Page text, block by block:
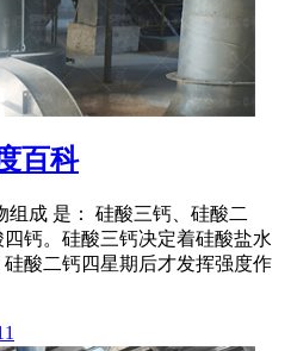
百科
组成 是： 硅酸三钙、硅酸二
钙。硅酸三钙决定着硅酸盐水
酸二钙四星期后才发挥强度作